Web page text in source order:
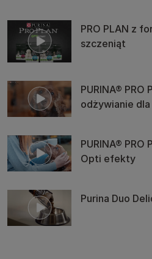
PRO PLAN z
szczeniąt
PURINA®
odżywianie
PURINA® PRO
Opti efekty
Purina Duo